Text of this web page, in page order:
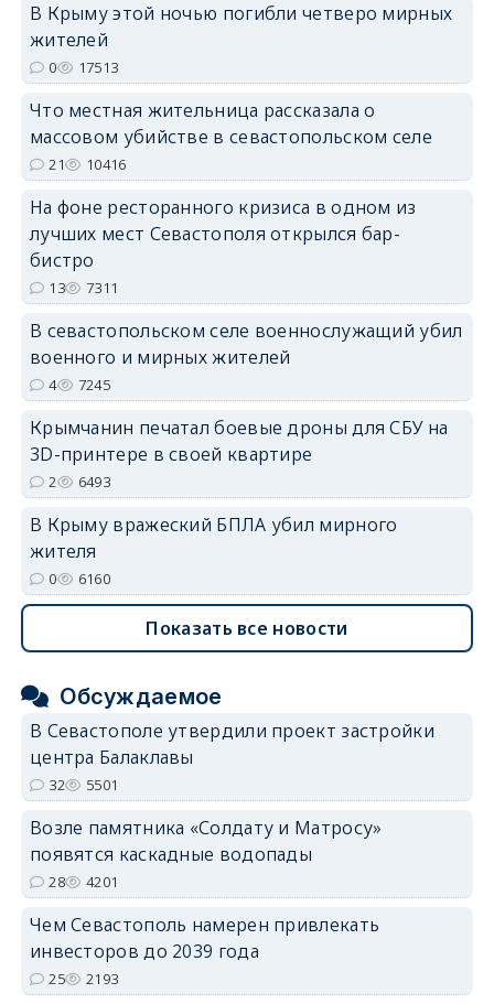
erid: 2SDnjdPjgYS
erid: 2SDnjdvhGXG
В Крыму этой ночью погибли четверо мирных
жителей
0 17513
Что местная жительница рассказала о
массовом убийстве в севастопольском селе
21 10416
На фоне ресторанного кризиса в одном из
лучших мест Севастополя открылся бар-
бистро
13 7311
В севастопольском селе военнослужащий убил
военного и мирных жителей
4 7245
Крымчанин печатал боевые дроны для СБУ на
3D-принтере в своей квартире
2 6493
В Крыму вражеский БПЛА убил мирного
жителя
0 6160
Показать все новости
Обсуждаемое
В Севастополе утвердили проект застройки
центра Балаклавы
32 5501
Возле памятника «Солдату и Матросу»
появятся каскадные водопады
28 4201
Чем Севастополь намерен привлекать
инвесторов до 2039 года
25 2193